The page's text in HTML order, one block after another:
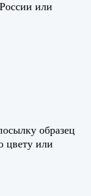
или
образец
цвету или